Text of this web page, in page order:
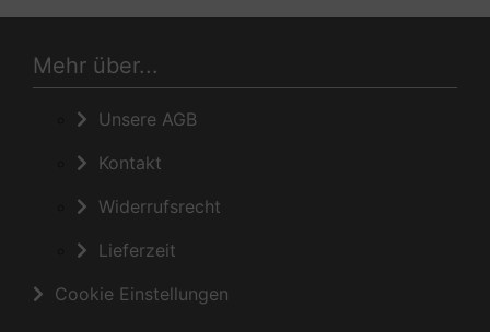
Mehr über...
Unsere AGB
Kontakt
Widerrufsrecht
Lieferzeit
Cookie Einstellungen